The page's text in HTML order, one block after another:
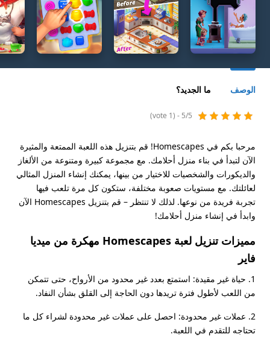
الوصف ما الجديد؟
5/5 - (1 vote)
مرحبا بكم في Homescapes! قم بتنزيل هذه اللعبة الممتعة والمثيرة
الآن لتبدأ في بناء منزل أحلامك. مع مجموعة كبيرة ومتنوعة من الألغاز
والديكورات والشخصيات للاختيار من بينها، يمكنك إنشاء المنزل المثالي
لعائلتك. مع مستويات صعوبة مختلفة، ستكون كل مرة تلعب فيها
تجربة فريدة من نوعها. لذلك لا تنتظر – قم بتنزيل Homescapes الآن
وابدأ في إنشاء منزل أحلامك!
مميزات تنزيل لعبة Homescapes مهكرة من ميديا
فاير
1. حياة غير مقيدة: استمتع بعدد غير محدود من الأرواح، حتى تتمكن
من اللعب لأطول فترة تريدها دون الحاجة إلى القلق بشأن النفاد.
2. عملات غير محدودة: احصل على عملات غير محدودة لشراء كل ما
تحتاجه للتقدم في اللعبة.